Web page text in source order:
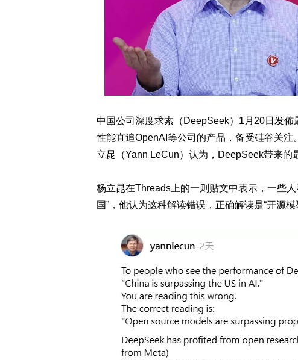
中国公司深度求索（DeepSeek）1月20日发佈
性能直追OpenAI等公司的产品，备受硅谷关
立昆（Yann LeCun）认为，DeepSeek带来的
杨立昆在Threads上的一则贴文中表示，一些
国”，他认为这种解读错误，正确解读是“开源模